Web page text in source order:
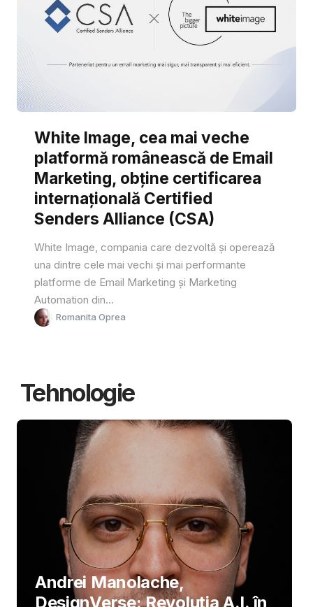
White Image, cea mai veche
platformă românească de Email
Marketing, obține certificarea
internațională Certified
Senders Alliance (CSA)
White Image, compania care dezvoltă și operează
una dintre cele mai vechi și mai performante
platforme de Email Marketing și Marketing
Automation din...
Romanita Oprea
Tehnologie
Andrei Manolache,
DesignVerse: Revoluția A.I. în